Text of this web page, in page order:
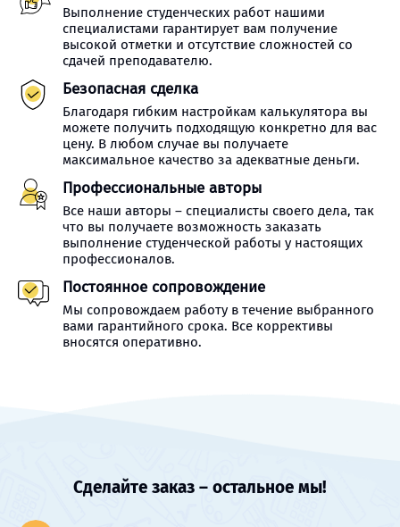
Выполнение студенческих работ нашими
специалистами гарантирует вам получение
высокой отметки и отсутствие сложностей со
сдачей преподавателю.
Безопасная сделка
Благодаря гибким настройкам калькулятора вы
можете получить подходящую конкретно для вас
цену. В любом случае вы получаете
максимальное качество за адекватные деньги.
Профессиональные авторы
Все наши авторы – специалисты своего дела, так
что вы получаете возможность заказать
выполнение студенческой работы у настоящих
профессионалов.
Постоянное сопровождение
Мы сопровождаем работу в течение выбранного
вами гарантийного срока. Все коррективы
вносятся оперативно.
Сделайте заказ – остальное мы!